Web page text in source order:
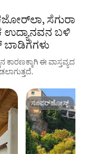
ಸೆಗುರಾ
ಉದ್ಯಾನವನ ಬಳಿ
ಕಾರಣಕ್ಕಾಗಿ ಈ ವಾಸ್ತವ್ಯದ
ಸೂಪರ್‌ಹೋಸ್ಟ್
ಸೂಪರ್‌ಹೋಸ್ಟ್